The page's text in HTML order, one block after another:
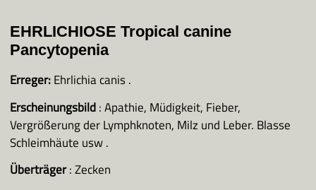
EHRLICHIOSE Tropical canine
Pancytopenia
Erreger:Ehrlichia canis .
Erscheinungsbild: Apathie, Müdigkeit, Fieber,
Vergrößerung der Lymphknoten, Milz und Leber. Blasse
Schleimhäute usw .
Überträger: Zecken